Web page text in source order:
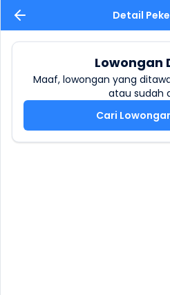
Detail
Lowongan
Maaf, lowongan yang
atau sudah
Cari